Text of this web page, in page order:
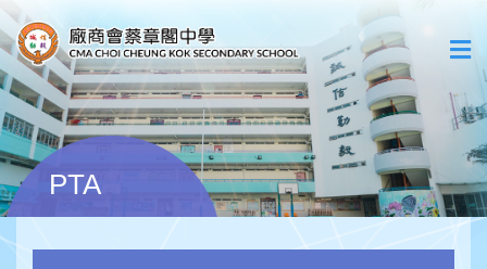
PTA